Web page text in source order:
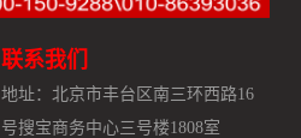
联系我们
地址： 北京市丰台区南三环西路16
号搜宝商务中心三号楼1808室